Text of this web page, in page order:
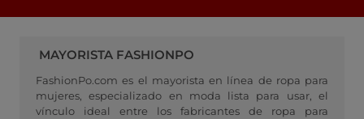
MAYORISTA FASHIONPO
FashionPo.com es el mayorista en línea de ropa para
mujeres, especializado en moda lista para usar, el
vínculo ideal entre los fabricantes de ropa para